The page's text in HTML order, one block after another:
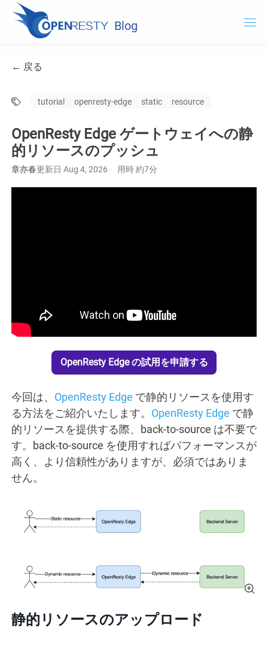
Blog
OpenResty Edge
ドキュメント
OpenResty Edge
← 戻る
tutorial openresty-edge static resource
OpenResty Edge ゲートウェイへの静
的リソースのプッシュ
章亦春更新日 Aug 4, 2026 用時 約7分
OpenResty Edge の試用を申請する
今回は、 OpenResty Edge で静的リソースを使用す
る方法をご紹介いたします。 OpenResty Edge で静
的リソースを提供する際、back-to-source は不要で
す。back-to-source を使用すればパフォーマンスが
高く、より信頼性がありますが、必須ではありま
せん。
静的リソースのアップロード